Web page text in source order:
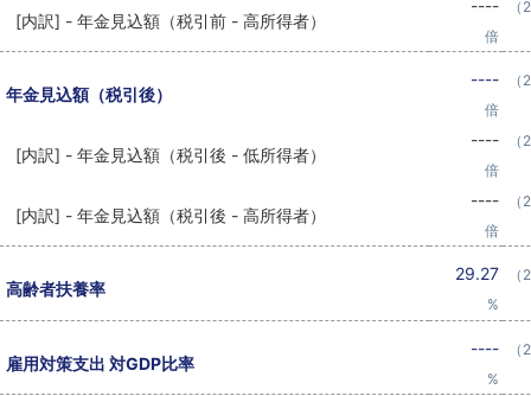
[内訳] - 年金見込額（税引前 - 高所得者）
----
倍
年金見込額（税引後）
----
倍
[内訳] - 年金見込額（税引後 - 低所得者）
----
倍
[内訳] - 年金見込額（税引後 - 高所得者）
----
倍
高齢者扶養率
29.27
%
雇用対策支出 対GDP比率
----
%